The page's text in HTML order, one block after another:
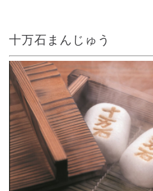
十万石まんじゅう